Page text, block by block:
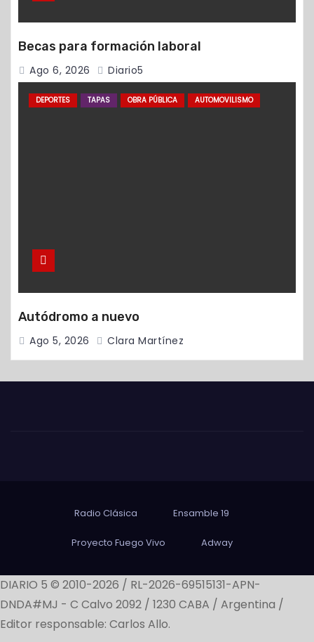
Becas para formación laboral
Ago 6, 2026 Diario5
DEPORTES TAPAS OBRA PÚBLICA AUTOMOVILISMO
Autódromo a nuevo
Ago 5, 2026 Clara Martínez
Radio Clásica Ensamble 19
Proyecto Fuego Vivo Adway
DIARIO 5 © 2010-2026 / RL-2026-69515131-APN-
DNDA#MJ - C Calvo 2092 / 1230 CABA / Argentina /
Editor responsable: Carlos Allo.